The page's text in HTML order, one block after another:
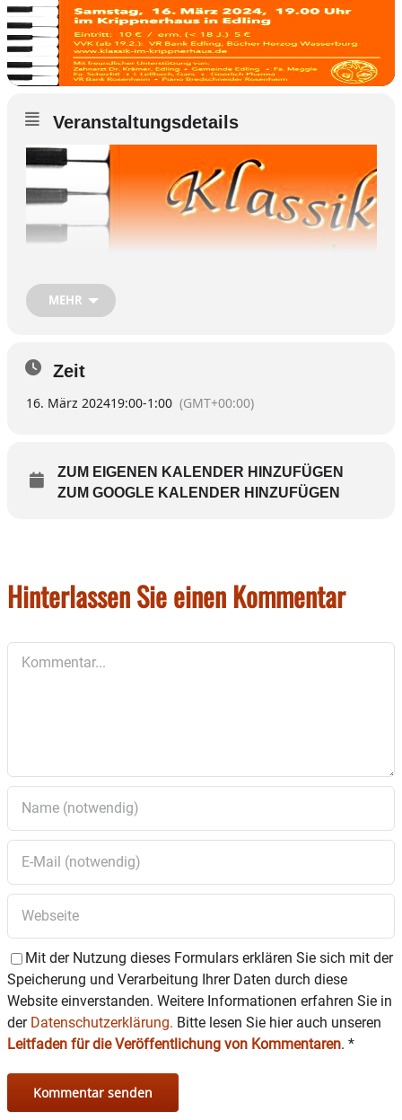
Veranstaltungsdetails
Vom Gitarren-Solo über ein Klavierquintett
und die Steirische Harmonika bis hin zu
zeitgenössischem Tanz: Erneut gibt es das
musikalische Nachwuchsprojekt „U20″ im
MEHR
Zeit
16. März 202419:00-1:00 (GMT+00:00)
ZUM EIGENEN KALENDER HINZUFÜGEN
ZUM GOOGLE KALENDER HINZUFÜGEN
Hinterlassen Sie einen Kommentar
Mit der Nutzung dieses Formulars erklären Sie sich mit der
Speicherung und Verarbeitung Ihrer Daten durch diese
Website einverstanden. Weitere Informationen erfahren Sie in
der Datenschutzerklärung. Bitte lesen Sie hier auch unseren
Leitfaden für die Veröffentlichung von Kommentaren. *